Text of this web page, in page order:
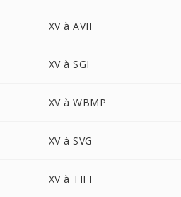
XV à AVIF
XV à SGI
XV à WBMP
XV à SVG
XV à TIFF